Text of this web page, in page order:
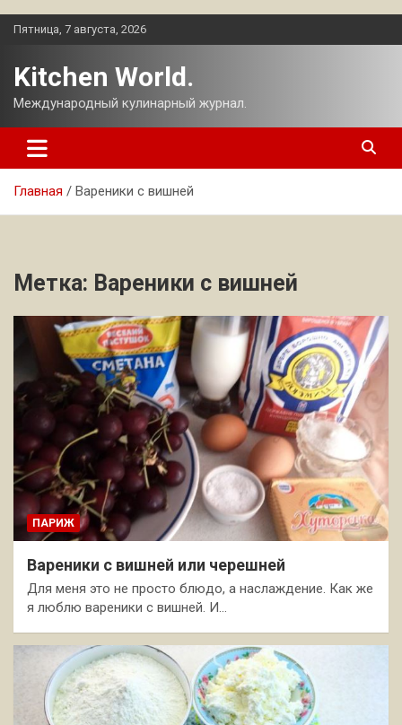
Перейти
Пятница, 7 августа, 2026
Kitchen World.
Международный кулинарный журнал.
Главная Вареники с вишней
Метка: Вареники с вишней
ПАРИЖ
Вареники с вишней или черешней
Для меня это не просто блюдо, а наслаждение. Как же
я люблю вареники с вишней. И…